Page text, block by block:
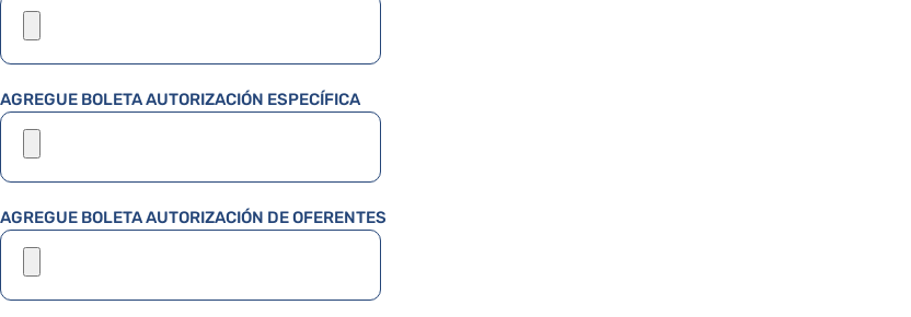
AGREGUE BOLETA AUTORIZACIÓN ESPECÍFICA
AGREGUE BOLETA AUTORIZACIÓN DE OFERENTES